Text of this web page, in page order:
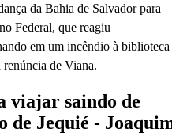
da Bahia de Salvador para
Federal, que reagiu
em um incêndio à biblioteca
de Viana.
viajar saindo de
de Jequié -